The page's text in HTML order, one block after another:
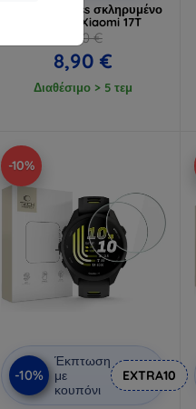
3mk HardGlass σκληρυμένο
γυαλί για Xiaomi 17T
9,90 €
8,90 €
Διαθέσιμο > 5 τεμ
-10%
-10%
Έκπτωση
με
κουπόνι
EXTRA10